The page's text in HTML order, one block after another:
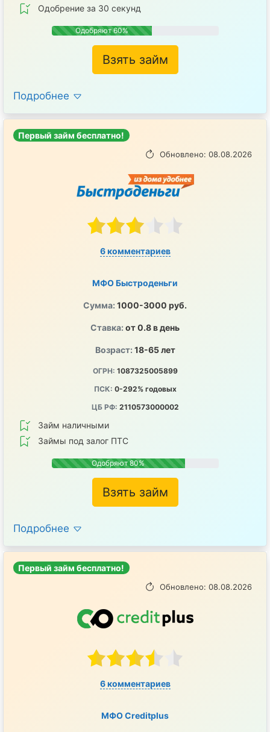
Одобрение за 30 секунд
Одобряют 60%
Взять займ
Подробнее
Первый займ бесплатно!
Обновлено: 08.08.2026
6 комментариев
МФО Быстроденьги
Сумма: 1000-3000 руб.
Ставка: от 0.8 в день
Возраст: 18-65 лет
ОГРН: 1087325005899
ПСК: 0-292% годовых
ЦБ РФ: 2110573000002
Займ наличными
Займы под залог ПТС
Одобряют 80%
Взять займ
Подробнее
Первый займ бесплатно!
Обновлено: 08.08.2026
6 комментариев
МФО Creditplus